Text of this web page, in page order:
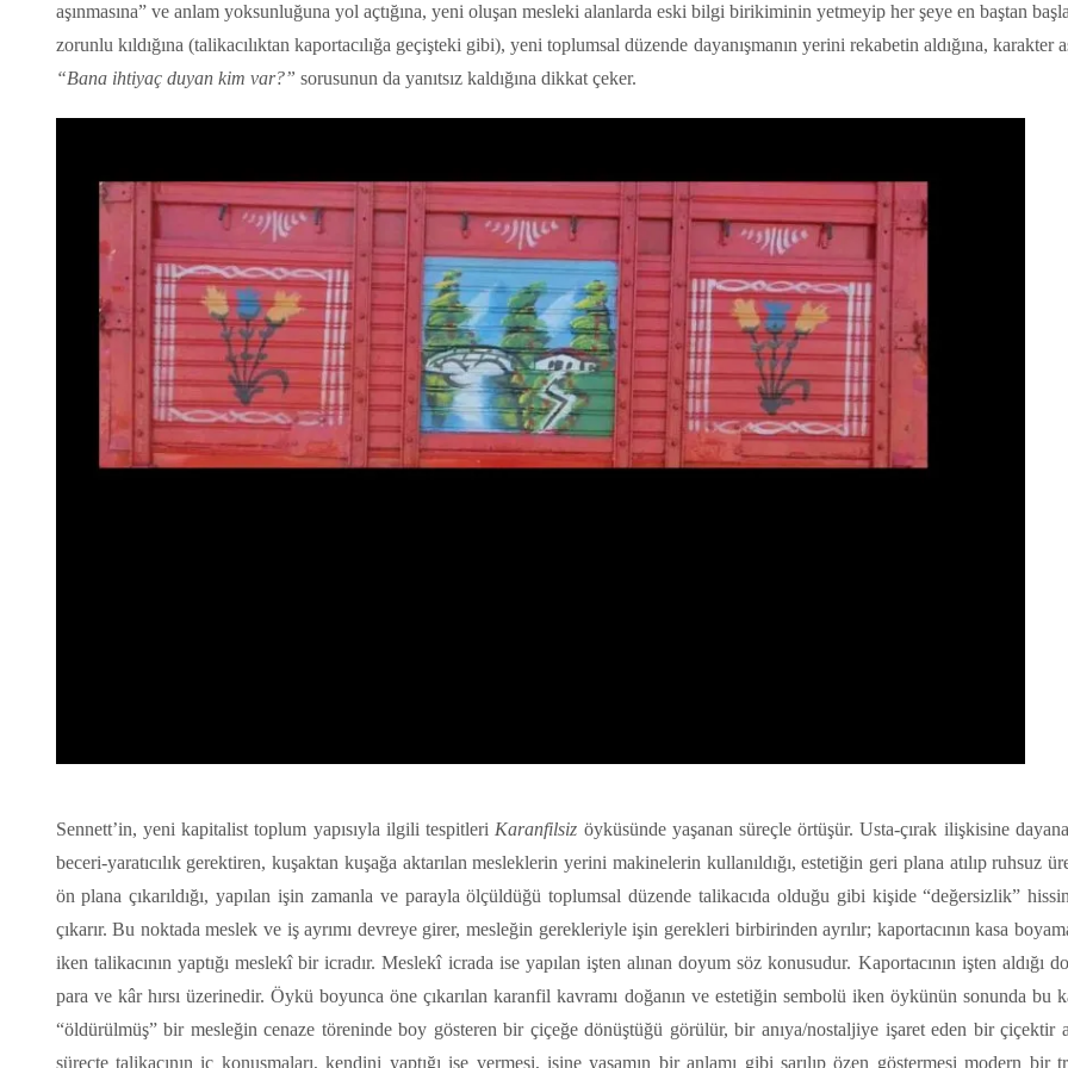
aşınmasına” ve anlam yoksunluğuna yol açtığına, yeni oluşan mesleki alanlarda eski bilgi birikiminin yetmeyip her şeye en baştan
zorunlu kıldığına (talikacılıktan kaportacılığa geçişteki gibi), yeni toplumsal düzende dayanışmanın yerini rekabetin aldığına, karakter
“Bana ihtiyaç duyan kim var?” sorusunun da yanıtsız kaldığına dikkat çeker.
Sennett’in, yeni kapitalist toplum yapısıyla ilgili tespitleri Karanfilsiz öyküsünde yaşanan süreçle örtüşür. Usta-çırak ilişkisine
beceri-yaratıcılık gerektiren, kuşaktan kuşağa aktarılan mesleklerin yerini makinelerin kullanıldığı, estetiğin geri plana atılıp ruhsuz
ön plana çıkarıldığı, yapılan işin zamanla ve parayla ölçüldüğü toplumsal düzende talikacıda olduğu gibi kişide “değersizlik”
çıkarır. Bu noktada meslek ve iş ayrımı devreye girer, mesleğin gerekleriyle işin gerekleri birbirinden ayrılır; kaportacının kasa
iken talikacının yaptığı meslekî bir icradır. Meslekî icrada ise yapılan işten alınan doyum söz konusudur. Kaportacının işten aldığı
para ve kâr hırsı üzerinedir. Öykü boyunca öne çıkarılan karanfil kavramı doğanın ve estetiğin sembolü iken öykünün sonunda bu
“öldürülmüş” bir mesleğin cenaze töreninde boy gösteren bir çiçeğe dönüştüğü görülür, bir anıya/nostaljiye işaret eden bir çiçektir
süreçte talikacının iç konuşmaları, kendini yaptığı işe vermesi, işine yaşamın bir anlamı gibi sarılıp özen göstermesi modern bir